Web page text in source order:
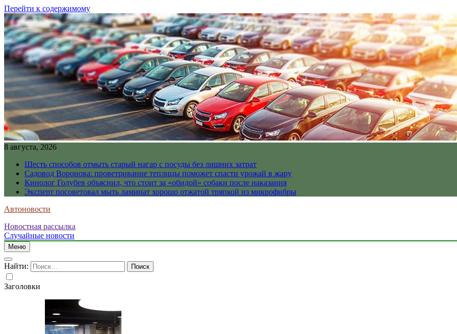
Перейти к содержимому
8 августа, 2026
Шесть способов отмыть старый нагар с посуды без лишних затрат
Садовод Воронова: проветривание теплицы поможет спасти урожай в жару
Кинолог Голубев объяснил, что стоит за «обидой» собаки после наказания
Эксперт посоветовал мыть ламинат хорошо отжатой тряпкой из микрофибры
Автоновости
Новостная рассылка
Случайные новости
Меню
Найти:
Заголовки